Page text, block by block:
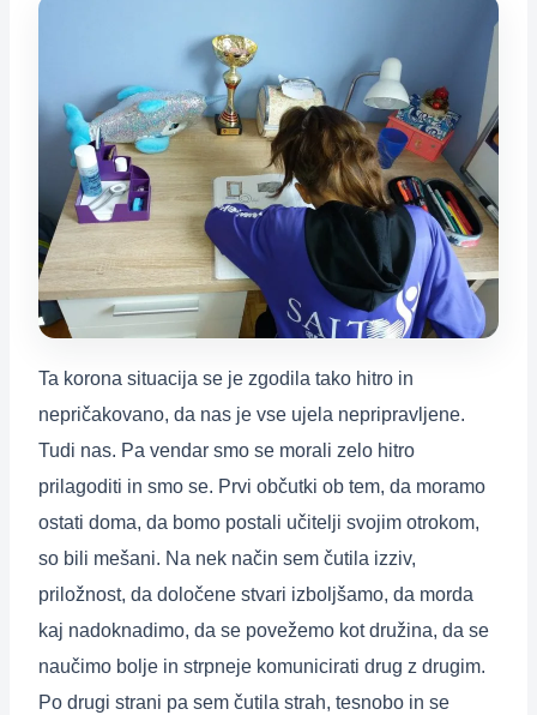
Ta korona situacija se je zgodila tako hitro in
nepričakovano, da nas je vse ujela nepripravljene.
Tudi nas. Pa vendar smo se morali zelo hitro
prilagoditi in smo se. Prvi občutki ob tem, da moramo
ostati doma, da bomo postali učitelji svojim otrokom,
so bili mešani. Na nek način sem čutila izziv,
priložnost, da določene stvari izboljšamo, da morda
kaj nadoknadimo, da se povežemo kot družina, da se
naučimo bolje in strpneje komunicirati drug z drugim.
Po drugi strani pa sem čutila strah, tesnobo in se